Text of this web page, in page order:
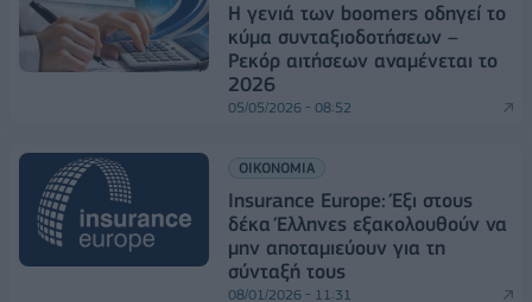
Η γενιά των boomers οδηγεί το
κύμα συνταξιοδοτήσεων –
Ρεκόρ αιτήσεων αναμένεται το
2026
05/05/2026 - 08:52
ΟΙΚΟΝΟΜΙΑ
Insurance Europe: Έξι στους
δέκα Έλληνες εξακολουθούν να
μην αποταμιεύουν για τη
σύνταξή τους
08/01/2026 - 11:31